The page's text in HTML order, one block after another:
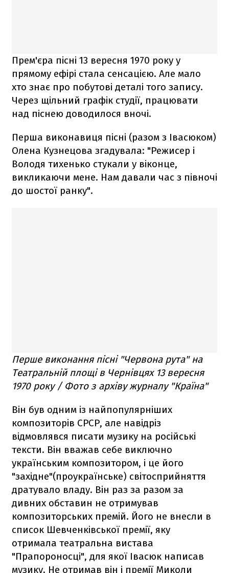
Прем'єра пісні 13 вересня 1970 року у
прямому ефірі стала сенсацією. Але мало
хто знає про побутові деталі того запису.
Через щільний графік студії, працювати
над піснею доводилося вночі.
Перша виконавиця пісні (разом з Івасюком)
Олена Кузнецова згадувала: "Режисер і
Володя тихенько стукали у віконце,
викликаючи мене. Нам давали час з півночі
до шостої ранку".
Перше виконання пісні "Червона рута" на
Театральній площі в Чернівцях 13 вересня
1970 року / Фото з архіву журналу "Країна"
Він був одним із найпопулярніших
композиторів СРСР, але навідріз
відмовлявся писати музику на російські
тексти. Він вважав себе виключно
українським композитором, і це його
"західне"(проукраїнське) світосприйняття
дратувало владу. Він раз за разом за
дивних обставин не отримував
композиторських премій. Його не внесли в
список Шевченківської премії, яку
отримала театральна вистава
"Прапороносці", для якої Івасюк написав
музику. Не отримав він і премії Миколи